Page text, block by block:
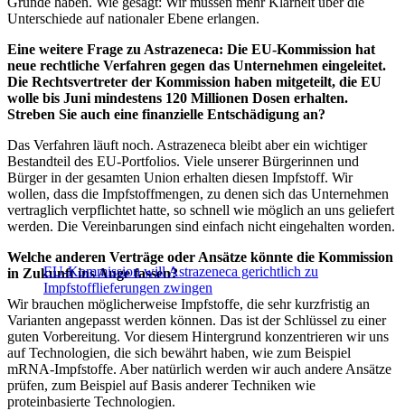
Unterschiede auf nationaler Ebene erlangen.
Eine weitere Frage zu Astrazeneca: Die EU-Kommission hat
neue rechtliche Verfahren gegen das Unternehmen eingeleitet.
Die Rechtsvertreter der Kommission haben mitgeteilt, die EU
wolle bis Juni mindestens 120 Millionen Dosen erhalten.
Streben Sie auch eine finanzielle Entschädigung an?
Das Verfahren läuft noch. Astrazeneca bleibt aber ein wichtiger
Bestandteil des EU-Portfolios. Viele unserer Bürgerinnen und
Bürger in der gesamten Union erhalten diesen Impfstoff. Wir
wollen, dass die Impfstoffmengen, zu denen sich das Unternehmen
vertraglich verpflichtet hatte, so schnell wie möglich an uns geliefert
werden. Die Vereinbarungen sind einfach nicht eingehalten worden.
EU-Kommission will Astrazeneca gerichtlich zu
Impfstofflieferungen zwingen
Welche anderen Verträge oder Ansätze könnte die Kommission
in Zukunft ins Auge fassen?
Wir brauchen möglicherweise Impfstoffe, die sehr kurzfristig an
Varianten angepasst werden können. Das ist der Schlüssel zu einer
guten Vorbereitung. Vor diesem Hintergrund konzentrieren wir uns
auf Technologien, die sich bewährt haben, wie zum Beispiel
mRNA-Impfstoffe. Aber natürlich werden wir auch andere Ansätze
prüfen, zum Beispiel auf Basis anderer Techniken wie
proteinbasierte Technologien.